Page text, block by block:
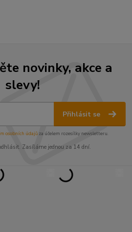
novinky, akce a
slevy!
Přihlásit se
osobních údajůza účelem rozesílky newsletteru.
Zasíláme jednou za 14 dní.